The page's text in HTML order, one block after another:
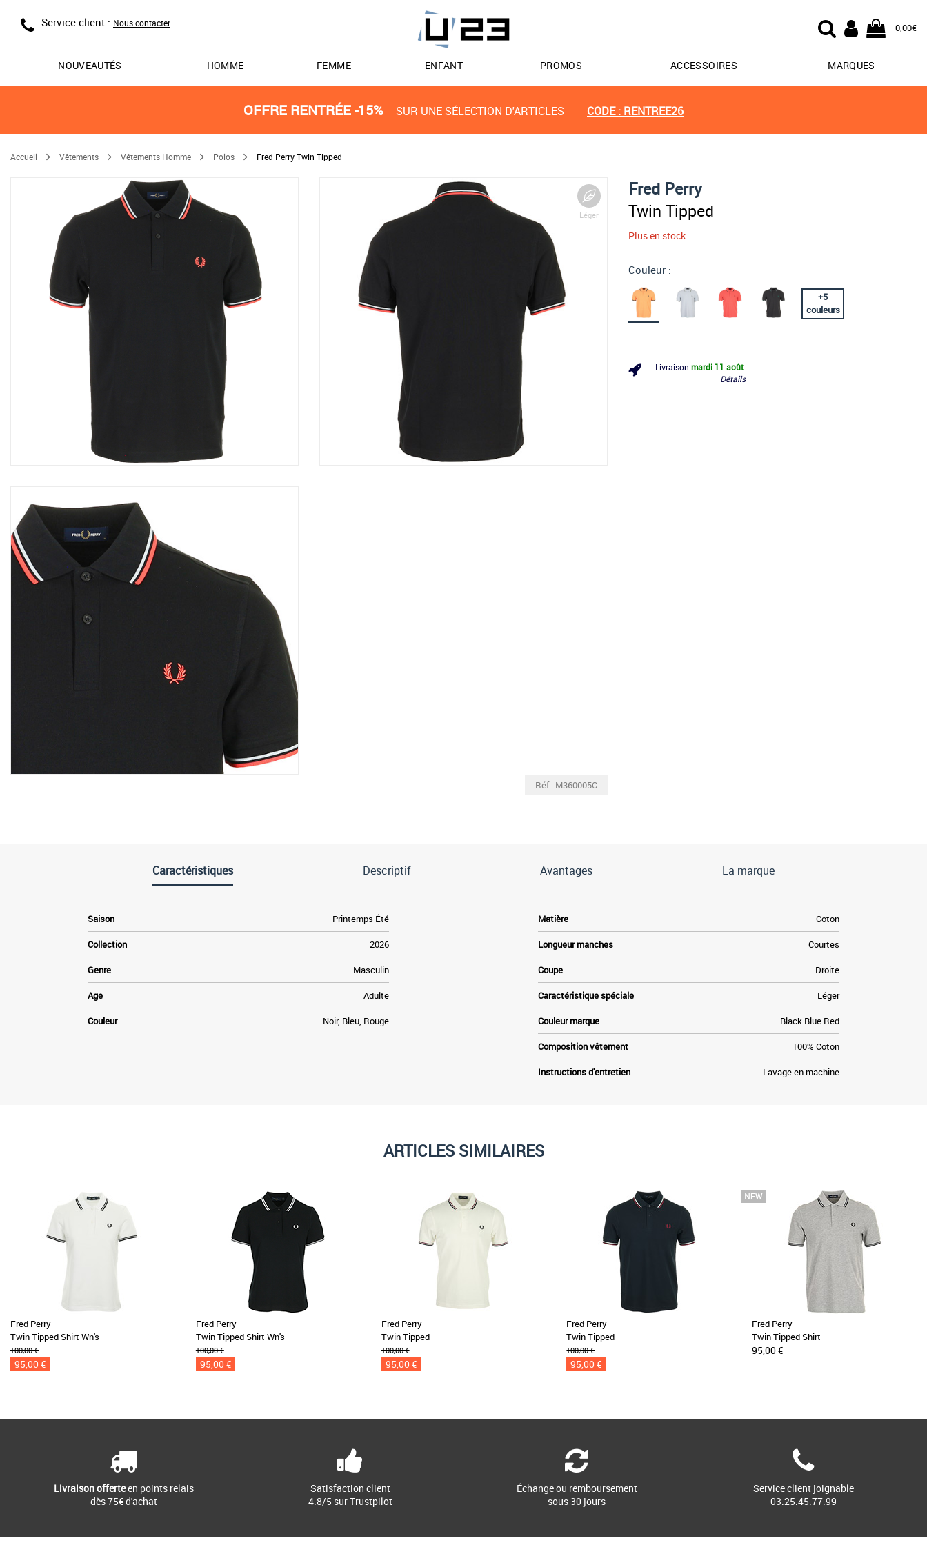
Service client : Nous contacter 0,00€
NOUVEAUTÉS HOMME FEMME ENFANT PROMOS ACCESSOIRES MARQUES
OFFRE RENTRÉE -15% SUR UNE SÉLECTION D'ARTICLES CODE : RENTREE26
Accueil Vêtements Vêtements Homme Polos Fred Perry Twin Tipped
Léger
Réf : M360005C
Fred Perry
Twin Tipped
Plus en stock
Couleur :
+5
couleurs
Livraison mardi 11 août
Détails
Caractéristiques Descriptif Avantages La marque
Saison Printemps Été
Collection 2026
Genre Masculin
Age Adulte
Couleur Noir, Bleu, Rouge
Matière Coton
Longueur manches Courtes
Coupe Droite
Caractéristique spéciale Léger
Couleur marque Black Blue Red
Composition vêtement 100% Coton
Instructions d'entretien Lavage en machine
ARTICLES SIMILAIRES
Fred Perry
Twin Tipped Shirt Wn's
100,00 €
95,00 €
Fred Perry
Twin Tipped Shirt Wn's
100,00 €
95,00 €
Fred Perry
Twin Tipped
100,00 €
95,00 €
Fred Perry
Twin Tipped
100,00 €
95,00 €
Fred Perry
Twin Tipped Shirt
95,00 €
Livraison offerteen points relais
dès 75€ d'achat
Satisfaction client
4.8/5 sur Trustpilot
Échange ou remboursement
sous 30 jours
Service client joignable
03.25.45.77.99